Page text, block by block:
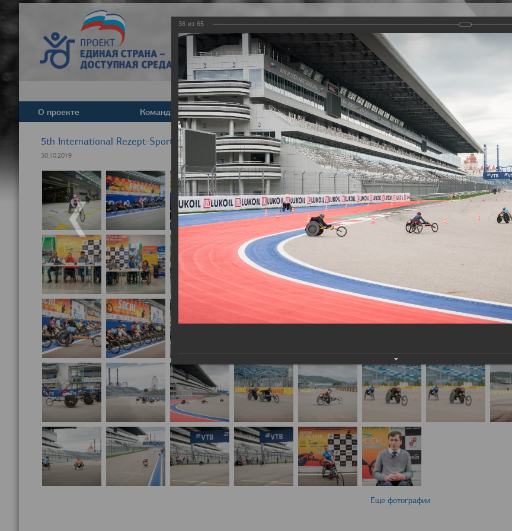
Версия для слабовидящих
О проекте Команда Новости Деятельность Базы данных
5th International Rezept-Sport Wheelchair Half Marathon
30.10.2019
Еще фотографии
36 из 65